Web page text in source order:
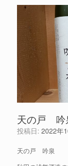
天の戸 吟
投稿日: 2022年
天の戸 吟泉